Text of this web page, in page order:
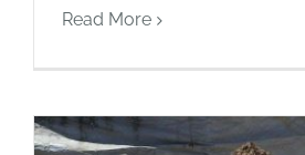
Read More